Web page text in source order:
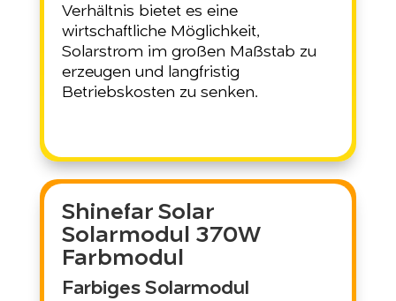
Verhältnis bietet es eine
wirtschaftliche Möglichkeit,
Solarstrom im großen Maßstab zu
erzeugen und langfristig
Betriebskosten zu senken.
Shinefar Solar
Solarmodul 370W
Farbmodul
Farbiges Solarmodul